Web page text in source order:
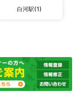
白河駅(1)